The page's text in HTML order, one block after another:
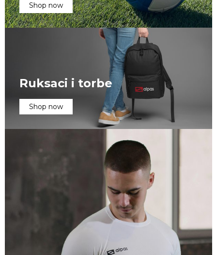
Shop now
Ruksaci i torbe
Shop now